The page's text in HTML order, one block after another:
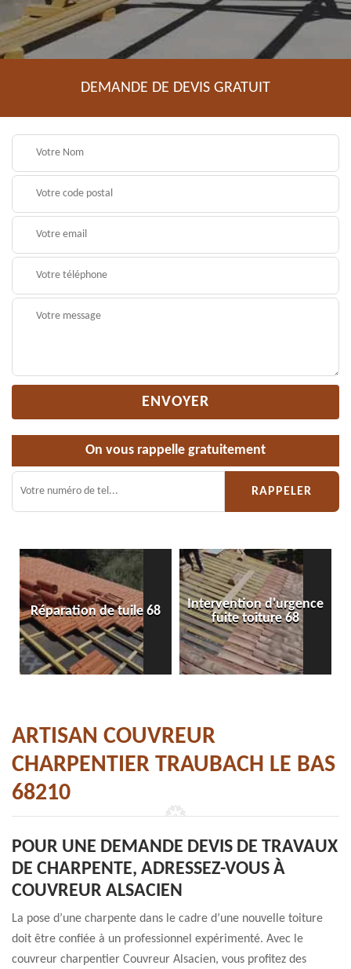
DEMANDE DE DEVIS GRATUIT
On vous rappelle gratuitement
Réparation de tuile 68
Intervention d'urgence
fuite toiture 68
ARTISAN COUVREUR
CHARPENTIER TRAUBACH LE BAS
68210
POUR UNE DEMANDE DEVIS DE TRAVAUX
DE CHARPENTE, ADRESSEZ-VOUS À
COUVREUR ALSACIEN
La pose d’une charpente dans le cadre d’une nouvelle toiture
doit être confiée à un professionnel expérimenté. Avec le
couvreur charpentier Couvreur Alsacien, vous profitez des